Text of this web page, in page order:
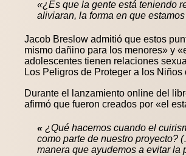
«¿Es que la gente está teniendo
aliviaran, la forma en que
Jacob Breslow admitió que estos
mismo dañino para los menores» y
adolescentes tienen relaciones
Los Peligros de Proteger a los
Durante el lanzamiento online del
afirmó que fueron creados por «el
«¿Qué hacemos cuando el
como parte de nuestro proyecto?
manera que ayudemos a evitar la